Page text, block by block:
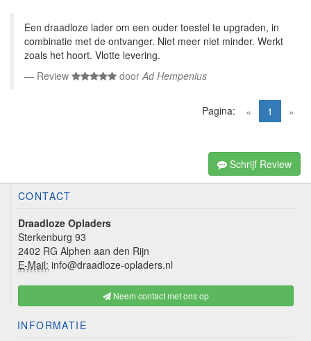
Een draadloze lader om een ouder toestel te upgraden, in
combinatie met de ontvanger. Niet meer niet minder. Werkt
zoals het hoort. Vlotte levering.
Review
doorAd Hempenius
« 1 (current)
»
Pagina:
Schrijf Review
CONTACT
Draadloze Opladers
Sterkenburg 93
2402 RG Alphen aan den Rijn
E-Mail: info@draadloze-opladers.nl
Neem contact met ons op
INFORMATIE